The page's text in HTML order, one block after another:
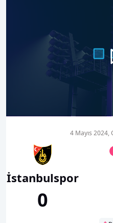
İstanbulspor
0
4 Mayıs 2024,